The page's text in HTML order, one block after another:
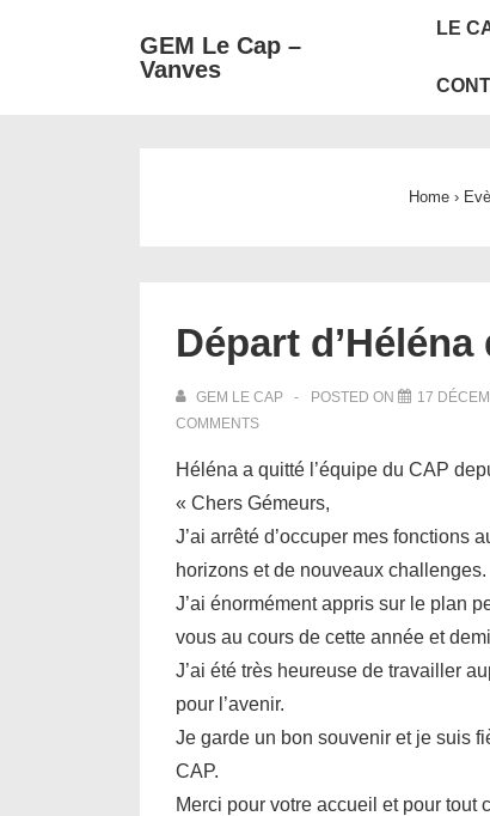
GEM Le Cap –
Vanves
Main
LE
Home ›
Départ d’Héléna
GEM LE CAP POSTED ON 17
COMMENTS
Héléna a quitté l’équipe du CAP
« Chers Gémeurs,
J’ai arrêté d’occuper mes fonctions
horizons et de nouveaux challenges.
J’ai énormément appris sur le plan
vous au cours de cette année et
J’ai été très heureuse de travailler
pour l’avenir.
Je garde un bon souvenir et je suis
CAP.
Merci pour votre accueil et pour tout